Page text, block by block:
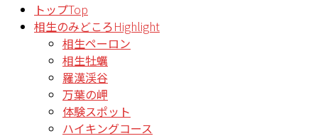
トップTop
相生のみどころHighlight
相生ペーロン
相生牡蠣
羅漢渓谷
万葉の岬
体験スポット
ハイキングコース